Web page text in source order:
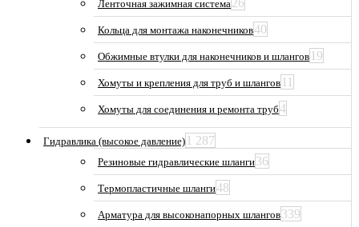
Ленточная зажимная система26
Кольца для монтажа наконечников40
Обжимные втулки для наконечников и шлангов 19
Хомуты и крепления для труб и шлангов 11
Хомуты для соединения и ремонта труб4
Гидравлика (высокое давление) 1 287
Резиновые гидравлические шланги36
Термопластичные шланги48
Арматура для высоконапорных шлангов339